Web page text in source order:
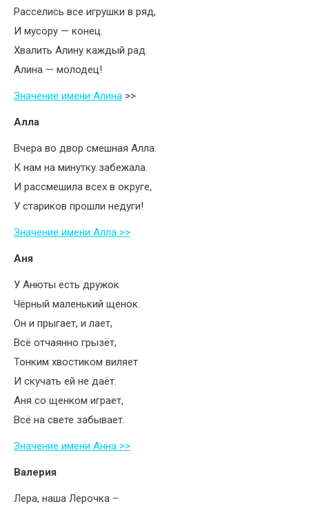
Расселись все игрушки в ряд,
И мусору — конец.
Хвалить Алину каждый рад.
Алина — молодец!
Значение имени Алина >>
Алла
Вчера во двор смешная Алла.
К нам на минутку забежала.
И рассмешила всех в округе,
У стариков прошли недуги!
Значение имени Алла >>
Аня
У Анюты есть дружок
Чёрный маленький щенок.
Он и прыгает, и лает,
Всё отчаянно грызёт,
Тонким хвостиком виляет
И скучать ей не даёт.
Аня со щенком играет,
Всё на свете забывает.
Значение имени Анна >>
Валерия
Лера, наша Лерочка –